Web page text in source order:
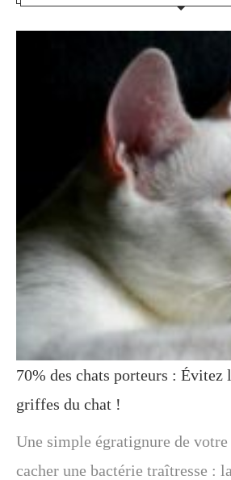
70% des chats porteurs : Évitez
griffes du chat !
Une simple égratignure de votre
cacher une bactérie traîtresse :